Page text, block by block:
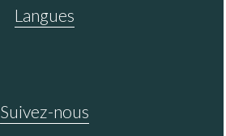
Langues
Suivez-nous